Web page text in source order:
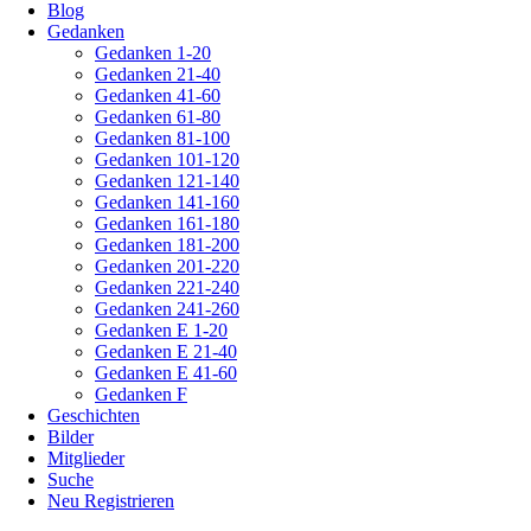
Blog
Gedanken
Gedanken 1-20
Gedanken 21-40
Gedanken 41-60
Gedanken 61-80
Gedanken 81-100
Gedanken 101-120
Gedanken 121-140
Gedanken 141-160
Gedanken 161-180
Gedanken 181-200
Gedanken 201-220
Gedanken 221-240
Gedanken 241-260
Gedanken E 1-20
Gedanken E 21-40
Gedanken E 41-60
Gedanken F
Geschichten
Bilder
Mitglieder
Suche
Neu Registrieren